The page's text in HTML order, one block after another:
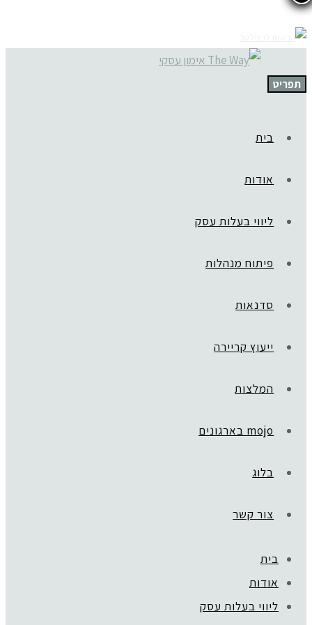
תפריט
בית
אודות
ליווי בעלות עסק
פיתוח מנהלות
סדנאות
ייעוץ קריירה
המלצות
mojo בארגונים
בלוג
צור קשר
בית
אודות
ליווי בעלות עסק
clean_backg